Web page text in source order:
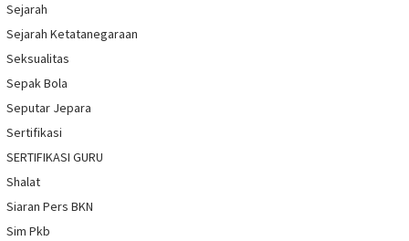
Sejarah
Sejarah Ketatanegaraan
Seksualitas
Sepak Bola
Seputar Jepara
Sertifikasi
SERTIFIKASI GURU
Shalat
Siaran Pers BKN
Sim Pkb